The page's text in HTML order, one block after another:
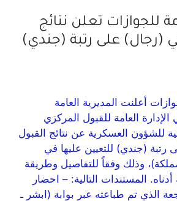
للجوازات تعلن نتائج
(رجال) على رتبة (جندي)
أعلنت المديرية العامة
العامة للقبول المركزي
للشؤون العسكرية عن نتائج القبول
رتبة (جندي) للتعيين عليها في
وذلك وفقاً للتفاصيل وطريقة
المستندات التالية: – احضار
الذي تم طباعته عبر بوابة (ابشر ـ